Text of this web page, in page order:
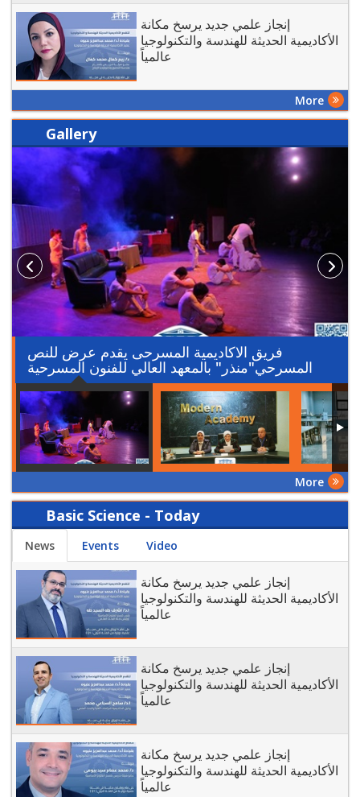
إنجاز علمي جديد يرسخ مكانة
الأكاديمية الحديثة للهندسة والتكنولوجيا
عالمياً
More
Gallery
فريق الاكاديمية المسرحى يقدم عرض للنص
المسرحي"منذر" بالمعهد العالي للفنون المسرحية
More
Basic Science - Today
News Events Video
إنجاز علمي جديد يرسخ مكانة
الأكاديمية الحديثة للهندسة والتكنولوجيا
عالمياً
إنجاز علمي جديد يرسخ مكانة
الأكاديمية الحديثة للهندسة والتكنولوجيا
عالمياً
إنجاز علمي جديد يرسخ مكانة
الأكاديمية الحديثة للهندسة والتكنولوجيا
عالمياً